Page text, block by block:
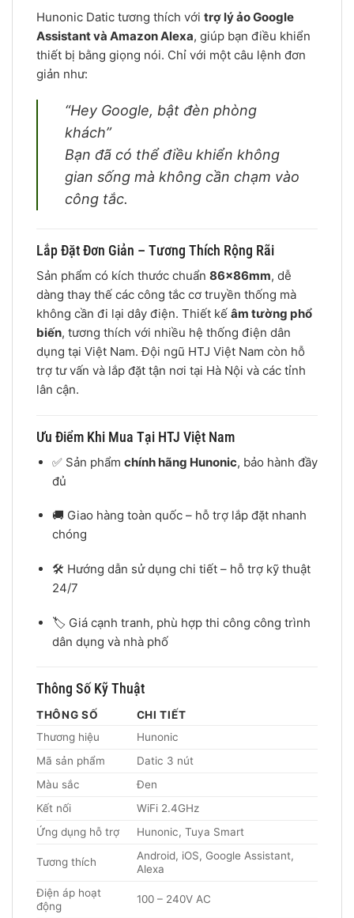
Hunonic Datic tương thích với trợ lý ảo Google
Assistant và Amazon Alexa, giúp bạn điều khiển
thiết bị bằng giọng nói. Chỉ với một câu lệnh đơn
giản như:
“Hey Google, bật đèn phòng
khách”
Bạn đã có thể điều khiển không
gian sống mà không cần chạm vào
công tắc.
Lắp Đặt Đơn Giản – Tương Thích Rộng Rãi
Sản phẩm có kích thước chuẩn 86x86mm, dễ
dàng thay thế các công tắc cơ truyền thống mà
không cần đi lại dây điện. Thiết kế âm tường phổ
biến, tương thích với nhiều hệ thống điện dân
dụng tại Việt Nam. Đội ngũ HTJ Việt Nam còn hỗ
trợ tư vấn và lắp đặt tận nơi tại Hà Nội và các tỉnh
lân cận.
Ưu Điểm Khi Mua Tại HTJ Việt Nam
✅ Sản phẩm chính hãng Hunonic, bảo hành đầy
đủ
🚚 Giao hàng toàn quốc – hỗ trợ lắp đặt nhanh
chóng
🛠 Hướng dẫn sử dụng chi tiết – hỗ trợ kỹ thuật
24/7
🏷 Giá cạnh tranh, phù hợp thi công công trình
dân dụng và nhà phố
Thông Số Kỹ Thuật
THÔNG SỐ
CHI TIẾT
Thương hiệu
Hunonic
Mã sản phẩm
Datic 3 nút
Màu sắc
Đen
Kết nối
WiFi 2.4GHz
Ứng dụng hỗ trợ
Hunonic, Tuya Smart
Tương thích
Android, iOS, Google Assistant,
Alexa
Điện áp hoạt
động
100 – 240V AC